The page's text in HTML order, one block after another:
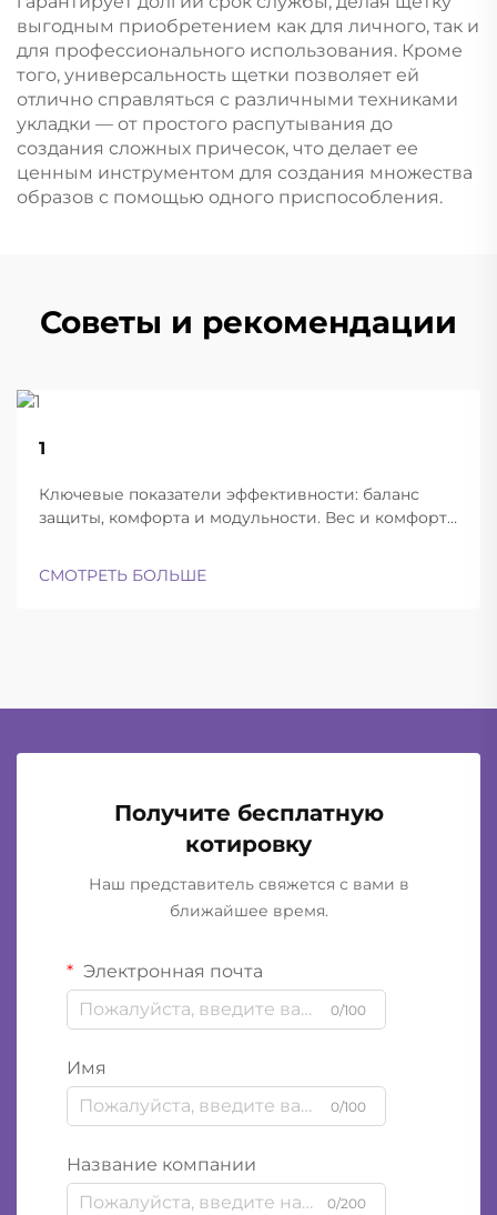
выгодным приобретением как для личного, так и
для профессионального использования. Кроме
того, универсальность щетки позволяет ей
отлично справляться с различными техниками
укладки — от простого распутывания до
создания сложных причесок, что делает ее
ценным инструментом для создания множества
образов с помощью одного приспособления.
Советы и рекомендации
1
Ключевые показатели эффективности: баланс
защиты, комфорта и модульности. Вес и комфорт
шлемы успешно находят баланс между
СМОТРЕТЬ БОЛЬШЕ
Получите бесплатную
котировку
Наш представитель свяжется с вами в
ближайшее время.
Электронная почта
0/100
Имя
0/100
Название компании
0/200